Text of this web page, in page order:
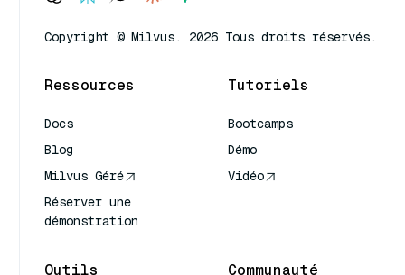
Copyright © Milvus. 2026 Tous droits réservés.
Ressources
Docs
Blog
Milvus Géré
Réserver une
démonstration
Tutoriels
Bootcamps
Démo
Vidéo
Outils Communauté